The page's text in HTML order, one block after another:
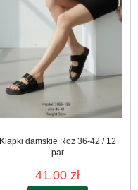
Klapki damskie Roz 36-42 / 12
par
41.00 zł